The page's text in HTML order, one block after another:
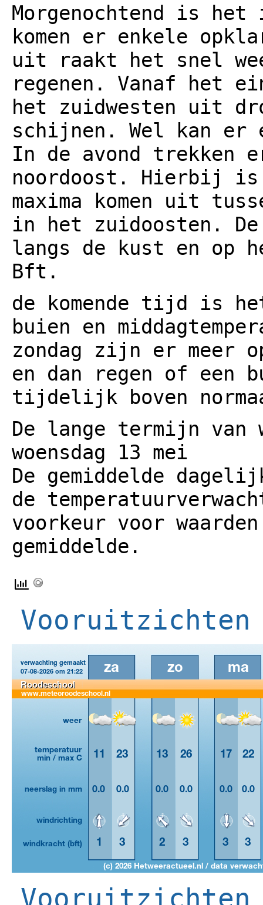
Morgenochtend is
komen er enkele
uit raakt het snel
regenen. Vanaf het
het zuidwesten uit
schijnen. Wel kan er
In de avond trekken
noordoost. Hierbij is
maxima komen uit
in het zuidoosten.
langs de kust en op
Bft.
de komende tijd is
buien en
zondag zijn er meer
en dan regen of een
tijdelijk boven
De lange termijn van
woensdag 13 mei
De gemiddelde
de
voorkeur voor
gemiddelde.
Vooruitzichten